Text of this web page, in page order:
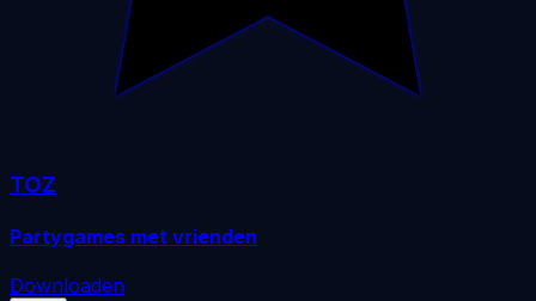
TOZ
Partygames met vrienden
Downloaden